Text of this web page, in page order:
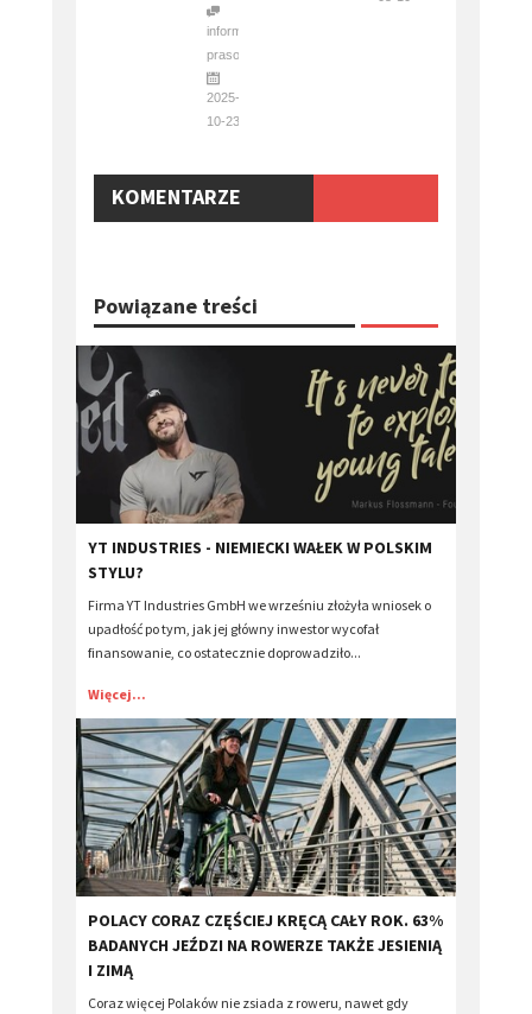
informacja
prasowa
2025-
10-23
KOMENTARZE
Powiązane treści
YT INDUSTRIES - NIEMIECKI WAŁEK W POLSKIM
STYLU?
Firma YT Industries GmbH we wrześniu złożyła wniosek o
upadłość po tym, jak jej główny inwestor wycofał
finansowanie, co ostatecznie doprowadziło...
Więcej...
​POLACY CORAZ CZĘŚCIEJ KRĘCĄ CAŁY ROK. 63%
BADANYCH JEŹDZI NA ROWERZE TAKŻE JESIENIĄ
I ZIMĄ
Coraz więcej Polaków nie zsiada z roweru, nawet gdy